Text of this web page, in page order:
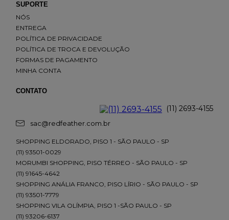
ENVIAR AVALIAÇÃO
SUPORTE
NÓS
ENTREGA
POLÍTICA DE PRIVACIDADE
POLÍTICA DE TROCA E DEVOLUÇÃO
FORMAS DE PAGAMENTO
MINHA CONTA
CONTATO
(11) 2693-4155
sac@redfeather.com.br
SHOPPING ELDORADO, PISO 1 - SÃO PAULO - SP
(11) 93501-0029
MORUMBI SHOPPING, PISO TÉRREO - SÃO PAULO - SP
(11) 91645-4642
SHOPPING ANÁLIA FRANCO, PISO LÍRIO - SÃO PAULO - SP
(11) 93501-7779
SHOPPING VILA OLÍMPIA, PISO 1 -SÃO PAULO - SP
(11) 93206-6137